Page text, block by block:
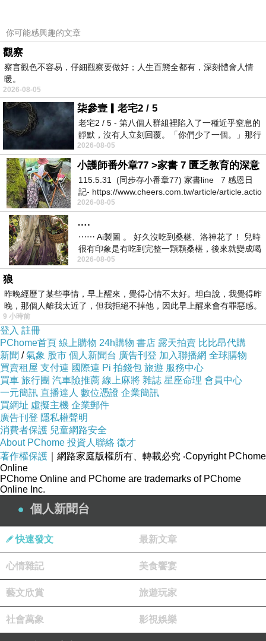
你可能感興趣的文章
觀察
察言觀色不容易，仔細觀察要做好；人生百態全都有，深刻體會人情
暖。
2026-08-05
柒參壹▎老宅2 / 5
老宅2 / 5 - 第八個人群組裡陷入了一種近乎窒息的
靜默，沒有人立刻回覆。「你們少了一個。」那行
字像一顆冰冷的鐵釘，硬生生刺進螢
2026-08-05
小護師番外章77 >家書 7 匱乏教育的深意
115.5.31 (同步存小番章77) 家書line 7 感恩日
記- https://www.cheers.com.tw/article/article.actio
2026-08-05
….
⋯⋯ Ai製圖 。 好久沒吃到桑椹、洛神花了！ 兒時
很有印象是有吃到完整一顆顆桑椹，後來就變成喝
桑椹汁。 現在是連喝都沒喝
2026-08-05
狼
昨晚經歷了某些事情，早上醒來，覺得心情不太好。坦白說，我覺得昨
晚，那個人離我太近了，但我拒絕不掉他，因此早上醒來會有罪惡感。
9 小時前
登入 註冊
PChome首頁 線上購物 24h購物 書店 露天拍賣 比比昂代購
新聞 /氣象 股市 個人新聞台 廣告刊登 加入聯播網 全球購物
買賣租屋 支付連 國際連 Pi 拍錢包 旅遊 服務中心
買車 旅行團 汽車險推薦 線上麻將 雜誌 星座命理 會員中心
一元簡訊 直播達人 數位憑證 企業簡訊
買網址 虛擬主機 企業郵件
廣告刊登 隱私權聲明
消費者保護 兒童網路安全
About PChome 投資人聯絡 徵才
著作權保護 ｜網路家庭版權所有、轉載必究 ‧Copyright PChome
Online
PChome Online and PChome are trademarks of PChome
Online Inc.
個人新聞台
快速發文 最新文章
心情雜記 美食饗宴
藝文欣賞 旅遊玩家
社會萬象 影視娛樂